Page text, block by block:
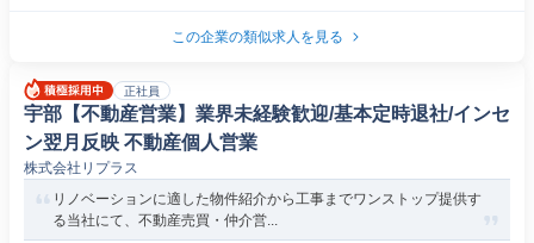
この企業の類似求人を見る
正社員
宇部【不動産営業】業界未経験歓迎/基本定時退社/インセ
ン翌月反映 不動産個人営業
株式会社リプラス
リノベーションに適した物件紹介から工事までワンストップ提供す
る当社にて、不動産売買・仲介営...